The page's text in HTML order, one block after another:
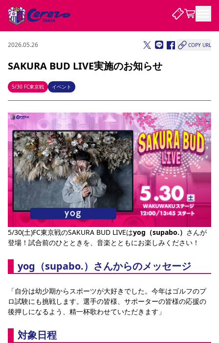
試合・チーム
試合について
試合日程 / 結果 順位表
チームについて
選手・スタッフ スケジュール メディア情報 アクセス
レディース
アカデミー ハナサカプレーヤー 歴代所属選手
観戦する
チケット
チケット情報 販売スケジュール 価格・席種 購入方法
シーズンシート 法人シーズンシート 福祉サービス 団体チケット
特定興行入場券 譲渡サービス リセールサービス
観戦ガイド
初めて観戦ガイド キッズ向けサービス グルメ マッチデープログラム
観戦マナー&ルール ビジターサポーター観戦ガイド 公式アプリ
スタジアム
YANMAR HANASAKA STADIUM
DAZNで観戦
DAZNで観戦
アウェイツアー
よくある質問
よくある質問
クラブを知る
セレッソ大阪について
クラブ紹介 沿革 シーズン記録 求人情報
サポートする
パートナー企業募集中 セレッソ大阪VISAカード サポートスタッフ
セレッソアイデアちょうだいな 応援商店街
Lise（ライセンスビジネス）
サステナビリティ
SPORT POSITIVE LEAGUES
スポーツクラブ
関連団体/施設
長居公園 セレッソフットサルパーク
セレッソスポーツパーク舞洲
ファンクラブ
ファンクラブ
SAKURA SOCIO SAKURA POINT Program 招待券引換方法 先行入場
まいセレチケット 会員規定 婚姻届・出生届・命名書
ニュース
ニュース
すべて チーム グッズ チケット イベント ファンクラブ
ホームタウン パートナー スポーツクラブ メディア 30周年
レディース
アカデミー
2026.05.26 COPY URL
SAKURA BUD LIVE実施のお知らせ
5/30 FC東京戦 イベント
5/30(土)FC東京戦のSAKURA BUD LIVEはyog（supabo.） さんが
登場！試合前のひとときを、音楽とともにお楽しみください！
yog（supabo.）さんからのメッセージ
「自分は幼少期からスポーツが大好きでした。今年はゴルフのプ
ロ試験にも挑戦します。選手の皆様、サポーターの皆様の応援の
後押しになるよう、精一杯歌わせていただきます」
対象日程